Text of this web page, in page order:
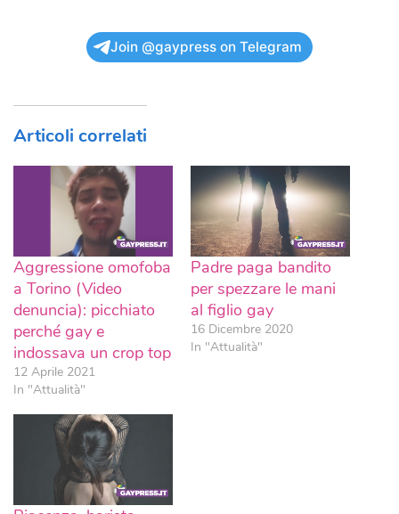
Join @gaypress on Telegram
Articoli correlati
Aggressione omofoba
a Torino (Video
denuncia): picchiato
perché gay e
indossava un crop top
12 Aprile 2021
In "Attualità"
Padre paga bandito
per spezzare le mani
al figlio gay
16 Dicembre 2020
In "Attualità"